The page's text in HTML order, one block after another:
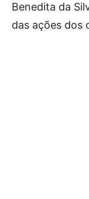
Benedita da
das ações dos